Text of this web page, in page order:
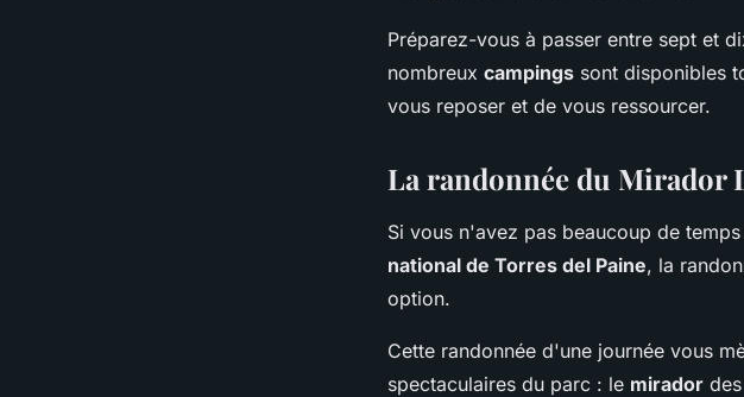
Préparez-vous à passer entre sept et
nombreux campings sont disponibles
vous reposer et de vous ressourcer.
La randonnée du Mirador
Si vous n'avez pas beaucoup de
national de Torres del Paine, la
option.
Cette randonnée d'une journée vous
spectaculaires du parc : le mirador des